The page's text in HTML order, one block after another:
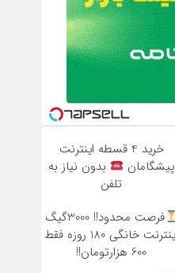
خرید 4 قسطه اینترنت
پیشگامان
بدون نیاز به
تلفن
فرصت محدود!! 3000گیگ
اینترنت خانگی 180 روزه فقط
600 هزارتومان!!